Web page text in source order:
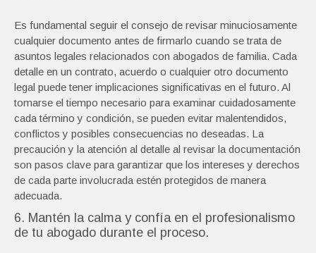
Es fundamental seguir el consejo de revisar minuciosamente
cualquier documento antes de firmarlo cuando se trata de
asuntos legales relacionados con abogados de familia. Cada
detalle en un contrato, acuerdo o cualquier otro documento
legal puede tener implicaciones significativas en el futuro. Al
tomarse el tiempo necesario para examinar cuidadosamente
cada término y condición, se pueden evitar malentendidos,
conflictos y posibles consecuencias no deseadas. La
precaución y la atención al detalle al revisar la documentación
son pasos clave para garantizar que los intereses y derechos
de cada parte involucrada estén protegidos de manera
adecuada.
6. Mantén la calma y confía en el profesionalismo
de tu abogado durante el proceso.